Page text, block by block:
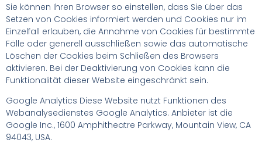
Sie können Ihren Browser so einstellen, dass Sie über das
Setzen von Cookies informiert werden und Cookies nur im
Einzelfall erlauben, die Annahme von Cookies für bestimmte
Fälle oder generell ausschließen sowie das automatische
Löschen der Cookies beim Schließen des Browsers
aktivieren. Bei der Deaktivierung von Cookies kann die
Funktionalität dieser Website eingeschränkt sein.
Google Analytics Diese Website nutzt Funktionen des
Webanalysedienstes Google Analytics. Anbieter ist die
Google Inc., 1600 Amphitheatre Parkway, Mountain View, CA
94043, USA.